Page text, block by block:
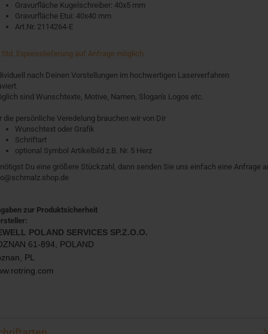
Gravurfläche Kugelschreiber: 40x5 mm
Gravurfläche Etui: 40x40 mm
Art.Nr. 2114264-E
Std. Expresslieferung auf Anfrage möglich.
nach Deinen Vorstellungen im hochwertigen Laserverfahren
sind Wunschtexte, Motive, Namen, Slogan's Logos etc.
die persönliche Veredelung brauchen wir von Dir
Wunschtext oder Grafik
Schriftart
optional Symbol Artikelbild z.B. Nr. 5 Herz
Du eine größere Stückzahl, dann senden Sie uns einfach eine Anfrage
zur Produktsicherheit
POLAND SERVICES SP.Z.O.O.
61-894, POLAND
PL